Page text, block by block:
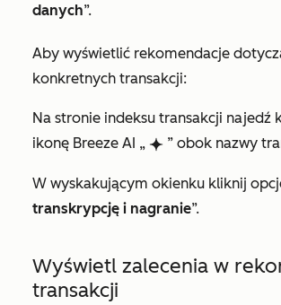
danych”.
Aby wyświetlić rekomendacje
konkretnych transakcji:
Na stronie indeksu transakcji najedź
ikonę Breeze AI „ breezeSingleStar ” obok nazwy
W wyskakującym okienku kliknij
transkrypcję i nagranie”.
Wyświetl zalecenia w
transakcji